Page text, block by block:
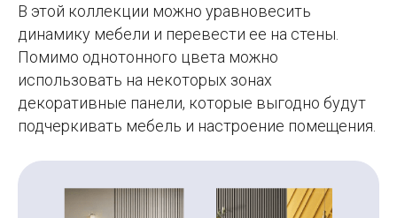
В этой коллекции можно уравновесить
динамику мебели и перевести ее на стены.
Помимо однотонного цвета можно
использовать на некоторых зонах
декоративные панели, которые выгодно будут
подчеркивать мебель и настроение помещения.